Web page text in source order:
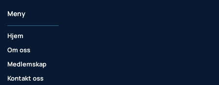
Meny
Hjem
Om oss
Medlemskap
Kontakt oss